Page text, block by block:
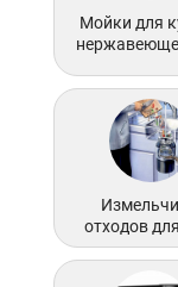
Мойки для
отходов